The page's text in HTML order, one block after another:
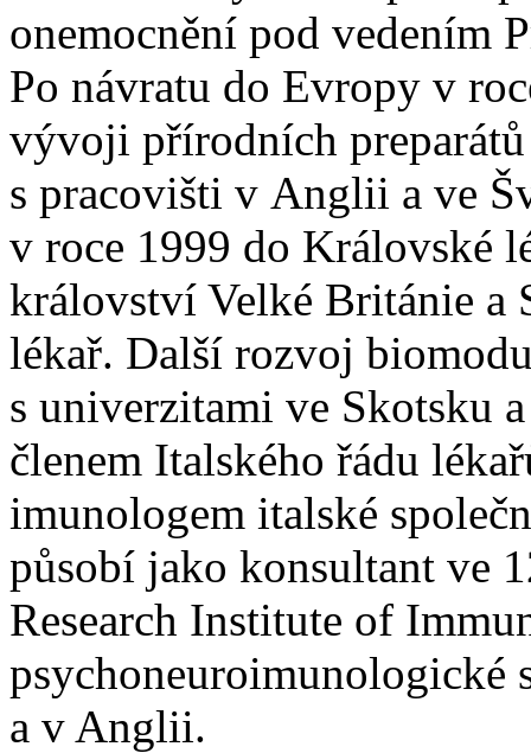
onemocnění pod vedením
Po návratu do Evropy v
vývoji přírodních
s pracovišti v Anglii a ve
v roce 1999 do Královské
království Velké Británie a
lékař. Další rozvoj
s univerzitami ve Skotsku
členem Italského řádu
imunologem italské
působí jako konsultant ve
Research Institute of
a v Anglii.